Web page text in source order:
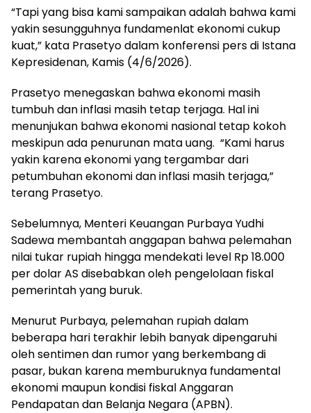
“Tapi yang bisa kami sampaikan adalah bahwa kami
yakin sesungguhnya fundamenlat ekonomi cukup
kuat,” kata Prasetyo dalam konferensi pers di Istana
Kepresidenan, Kamis (4/6/2026).
Prasetyo menegaskan bahwa ekonomi masih
tumbuh dan inflasi masih tetap terjaga. Hal ini
menunjukan bahwa ekonomi nasional tetap kokoh
meskipun ada penurunan mata uang. “Kami harus
yakin karena ekonomi yang tergambar dari
petumbuhan ekonomi dan inflasi masih terjaga,”
terang Prasetyo.
Sebelumnya, Menteri Keuangan Purbaya Yudhi
Sadewa membantah anggapan bahwa pelemahan
nilai tukar rupiah hingga mendekati level Rp 18.000
per dolar AS disebabkan oleh pengelolaan fiskal
pemerintah yang buruk.
Menurut Purbaya, pelemahan rupiah dalam
beberapa hari terakhir lebih banyak dipengaruhi
oleh sentimen dan rumor yang berkembang di
pasar, bukan karena memburuknya fundamental
ekonomi maupun kondisi fiskal Anggaran
Pendapatan dan Belanja Negara (APBN).